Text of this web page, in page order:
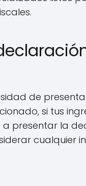
de
si tus
presentar la
cualquier